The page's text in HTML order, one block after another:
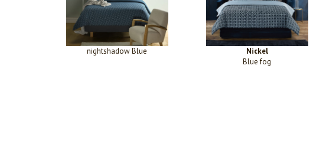
nightshadow Blue
Nickel
Blue fog